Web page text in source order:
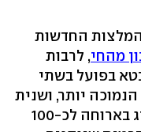
החדשות
מהחי, לרבות
בפועל בשתי
יותר, ושנית
- בהפחתת גודל מנת הבשר או הדג בארוחה לכ-100